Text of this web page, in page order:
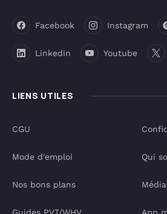
LIENS UTILES
Facebook Instagram
Linkedin Youtube
CGU
Mode d'emploi
Nos bons plans
Qui